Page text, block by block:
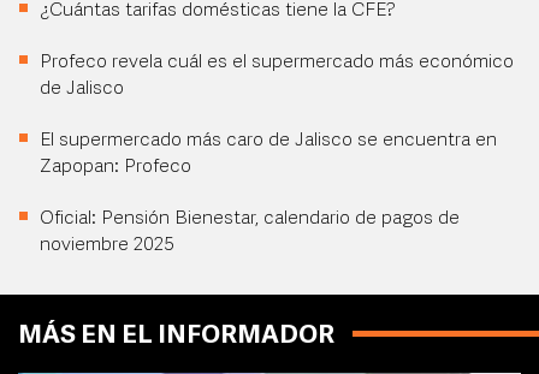
¿Cuántas tarifas domésticas tiene la CFE?
Profeco revela cuál es el supermercado más económico
de Jalisco
El supermercado más caro de Jalisco se encuentra en
Zapopan: Profeco
Oficial: Pensión Bienestar, calendario de pagos de
noviembre 2025
MÁS EN EL INFORMADOR